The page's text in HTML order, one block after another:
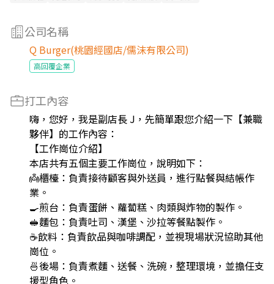
公司名稱
Q Burger(桃園經國店/儒沫有限公司)
高回覆企業
打工內容
嗨，您好，我是副店長 J，先簡單跟您介紹一下【兼職
夥伴】的工作內容：
【工作崗位介紹】
本店共有五個主要工作崗位，說明如下：
👼櫃檯：負責接待顧客與外送員，進行點餐與結帳作
業。
🍳煎台：負責蛋餅、蘿蔔糕、肉類與炸物的製作。
🥪麵包：負責吐司、漢堡、沙拉等餐點製作。
☕️飲料：負責飲品與咖啡調配，並視現場狀況協助其他
崗位。
🍜後場：負責煮麵、送餐、洗碗，整理環境，並擔任支
援型角色。